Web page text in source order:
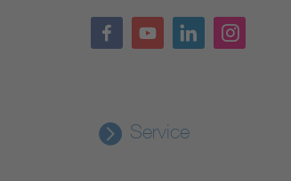
Service